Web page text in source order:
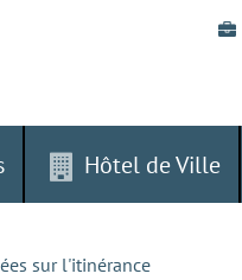
Hôtel de Ville
sur l'itinérance